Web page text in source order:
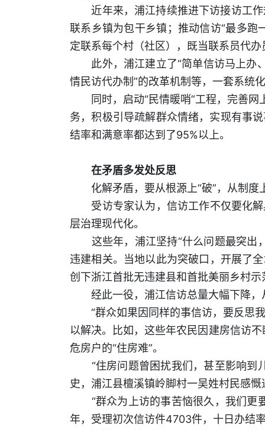
近年来，浦江持续推进下访接访工作
联系乡镇为包干乡镇；推动信访“最多
定联系每个村（社区），既当联系员代
此外，浦江建立了“简单信访马上办、
情民访代办制”的改革机制等，一套系统
同时，启动“民情暖哨”工程，完善网
务，积极引导疏解群众情绪，实现有事
结率和满意率都达到了95%以上。
在矛盾多发处反思
化解矛盾，要从根源上“破”，从制度
受访专家认为，信访工作不仅要化解
层治理现代化。
这些年，浦江坚持“什么问题最突出
违建相关。当地以此为突破口，开展了
创下浙江首批无违建县和首批美丽乡村示
经此一役，浦江信访总量大幅下降，
“群众如果因同样的事信访，要反思我
以解决。比如，这些年农民因建房信访
危房户的“住房难”。
“住房问题曾困扰我们，甚至影响到
史，浦江县檀溪镇岭脚村一吴姓村民感慨
“群众为上访的事苦恼很久，我们更
年，受理初次信访件4703件，十日办结